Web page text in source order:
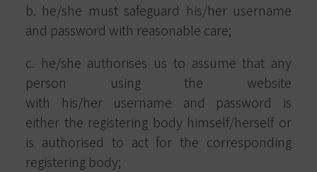
b. he/she must safeguard his/her username
and password with reasonable care;
c. he/she authorises us to assume that any
person using the website
with his/her username and password is
either the registering body himself/herself or
is authorised to act for the corresponding
registering body;